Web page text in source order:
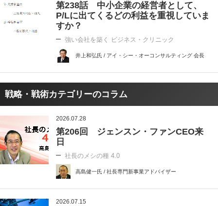
第238話 中小企業の経営者として、
P/Lに出てくるどの利益を重視していま
すか？
強い会社を築く ビジネス・クリニック
井上和弘氏 / アイ・シー・オーコンサルティング 会長
戦略・戦術カテゴリーのコラム
2026.07.28
第206回 ジェンスン・ファンCEO来
日
社長のメシの種 4.0
高島健一氏 / 社長専門新事業アドバイザー
2026.07.15